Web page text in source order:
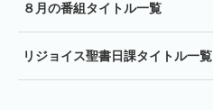
８月の番組タイトル一覧
リジョイス聖書日課タイトル一覧